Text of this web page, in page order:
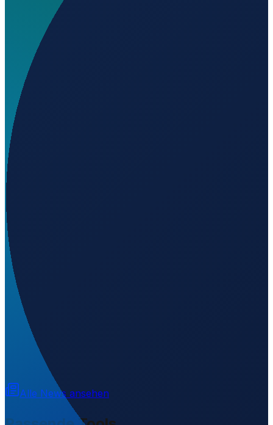
Wo liegt Embessa Airport?
Was ist der ICAO-Code von Embessa Airport?
Auf welcher Höhe liegt Embessa Airport?
Wird geladen...
-9.44700
m ü. NN
Alle News ansehen